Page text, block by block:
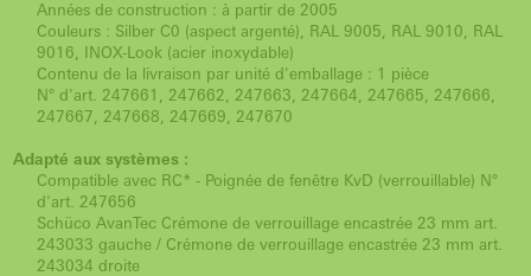
Années de construction : à partir de 2005
Couleurs : Silber C0 (aspect argenté), RAL 9005, RAL 9010, RAL
9016, INOX-Look (acier inoxydable)
Contenu de la livraison par unité d'emballage : 1 pièce
N° d'art. 247661, 247662, 247663, 247664, 247665, 247666,
247667, 247668, 247669, 247670
Adapté aux systèmes :
Compatible avec RC* - Poignée de fenêtre KvD (verrouillable) N°
d'art. 247656
Schüco AvanTec Crémone de verrouillage encastrée 23 mm art.
243033 gauche / Crémone de verrouillage encastrée 23 mm art.
243034 droite